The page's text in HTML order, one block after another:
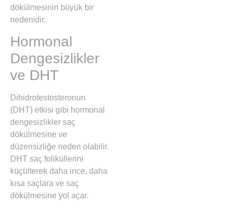
dökülmesinin büyük bir
nedenidir.
Hormonal
Dengesizlikler
ve DHT
Dihidrotestosteronun
(DHT) etkisi gibi hormonal
dengesizlikler saç
dökülmesine ve
düzensizliğe neden olabilir.
DHT saç foliküllerini
küçülterek daha ince, daha
kısa saçlara ve saç
dökülmesine yol açar.